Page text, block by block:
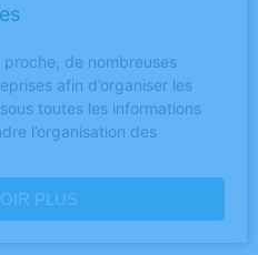
proche, de nombreuses
afin d’organiser les
toutes les informations
l’organisation des
PLUS